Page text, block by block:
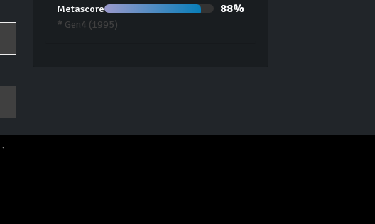
Metascore 88%
* Gen4 (1995)